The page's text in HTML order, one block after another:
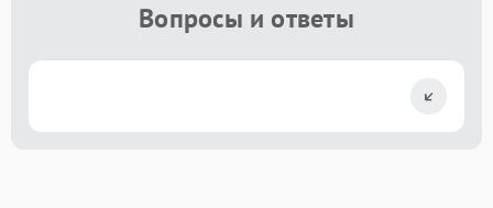
Вопросы и ответы